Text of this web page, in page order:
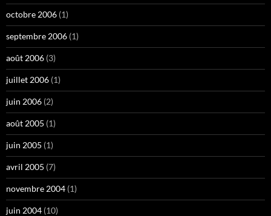
octobre 2006 (1)
septembre 2006 (1)
août 2006 (3)
juillet 2006 (1)
juin 2006 (2)
août 2005 (1)
juin 2005 (1)
avril 2005 (7)
novembre 2004 (1)
juin 2004 (10)